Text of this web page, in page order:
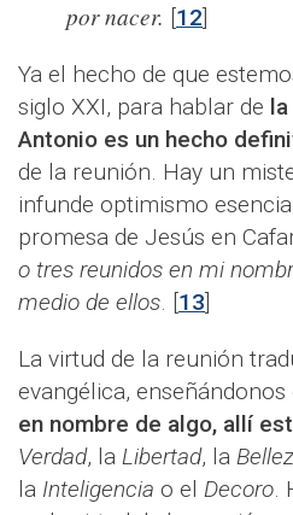
por nacer. [12]
Ya el hecho de que
siglo XXI, para hablar de
Antonio es un hecho
de la reunión. Hay un
infunde optimismo
promesa de Jesús en
o tres reunidos en mi
medio de ellos. [13]
La virtud de la reunión
evangélica, enseñándonos
en nombre de algo, allí
Verdad, la Libertad, la
la Inteligencia o el Decoro.